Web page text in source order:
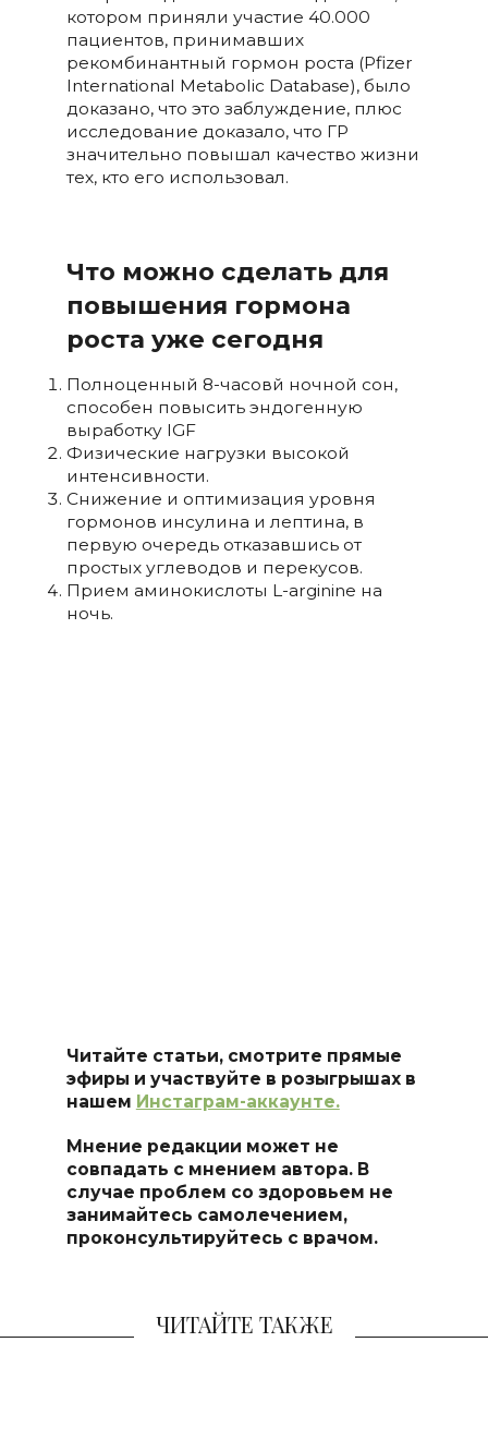
котором приняли участие 40.000
пациентов, принимавших
рекомбинантный гормон роста (Pfizer
International Metabolic Database), было
доказано, что это заблуждение, плюс
исследование доказало, что ГР
значительно повышал качество жизни
тех, кто его использовал.
Что можно сделать для
повышения гормона
роста уже сегодня
Полноценный 8-часовй ночной сон,
способен повысить эндогенную
выработку IGF
Физические нагрузки высокой
интенсивности.
Снижение и оптимизация уровня
гормонов инсулина и лептина, в
первую очередь отказавшись от
простых углеводов и перекусов.
Прием аминокислоты L-arginine на
ночь.
Читайте статьи, смотрите прямые
эфиры и участвуйте в розыгрышах в
нашем Инстаграм-аккаунте.
Мнение редакции может не
совпадать с мнением автора. В
случае проблем со здоровьем не
занимайтесь самолечением,
проконсультируйтесь с врачом.
ЧИТАЙТЕ ТАКЖЕ